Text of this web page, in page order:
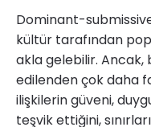
Dominant-
kültür tarafından
akla gelebilir.
edilenden çok daha
ilişkilerin güveni,
teşvik ettiğini,